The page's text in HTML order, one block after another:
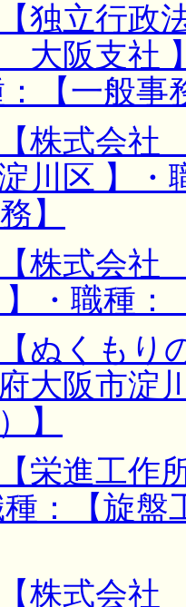
独立行政
大阪支社
【一般事
株式会
川区 】
】
株式会社
・職種：
ぬくもり
大阪市淀
】
栄進工作
：【旋
株式会社